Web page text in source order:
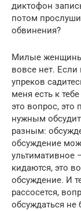
диктофон
потом
обвинения?
Милые
вовсе нет.
упреков
меня есть к
это вопрос, это
нужным
разным:
обсуждение
ультимативное
кидаются, это
обсуждение. И
рассосется,
обсуждаться не